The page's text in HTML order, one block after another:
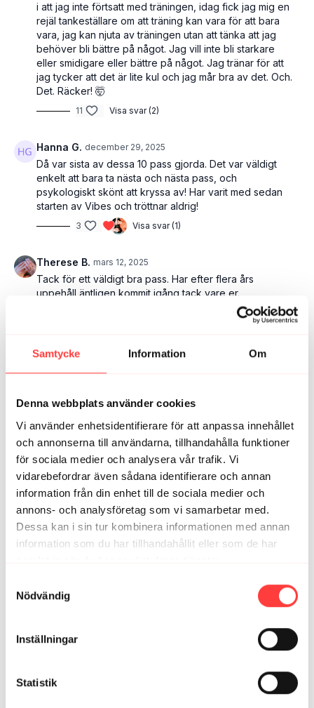
Samtycke Information Om
Denna webbplats använder cookies
Vi använder enhetsidentifierare för att anpassa innehållet
och annonserna till användarna, tillhandahålla funktioner
för sociala medier och analysera vår trafik. Vi
vidarebefordrar även sådana identifierare och annan
information från din enhet till de sociala medier och
annons- och analysföretag som vi samarbetar med.
Dessa kan i sin tur kombinera informationen med annan
information som du har tillhandahållit eller som de har
Nödvändig
Inställningar
Statistik
i att jag inte förtsatt med träningen, idag fick jag mig en
rejäl tankeställare om att träning kan vara för att bara
vara, jag kan njuta av träningen utan att tänka att jag
behöver bli bättre på något. Jag vill inte bli starkare
eller smidigare eller bättre på något. Jag tränar för att
jag tycker att det är lite kul och jag mår bra av det. Och.
Det. Räcker! 🤯
11 Visa svar (2)
Hanna G. december 29, 2025
Då var sista av dessa 10 pass gjorda. Det var väldigt
enkelt att bara ta nästa och nästa pass, och
psykologiskt skönt att kryssa av! Har varit med sedan
starten av Vibes och tröttnar aldrig!
3 Visa svar (1)
Therese B. mars 12, 2025
Tack för ett väldigt bra pass. Har efter flera års
uppehåll äntligen kommit igång tack vare er.
Karolina J.
Madeleine S. december 31, 2025
Härligt och effektivt pass! 🙂
Linda P. december 14, 2025
Herrejösses....😅 Jag som "bara" skulle köra 15 min
Tack för en härlig pass ❤️